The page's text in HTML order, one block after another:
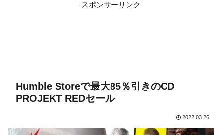
スポンサーリンク
Humble Storeで最大85％引きのCD
PROJEKT REDセール
2022.03.26